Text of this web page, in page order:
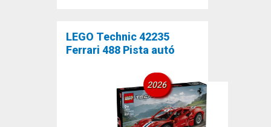
LEGO Technic 42235
Ferrari 488 Pista autó
2026